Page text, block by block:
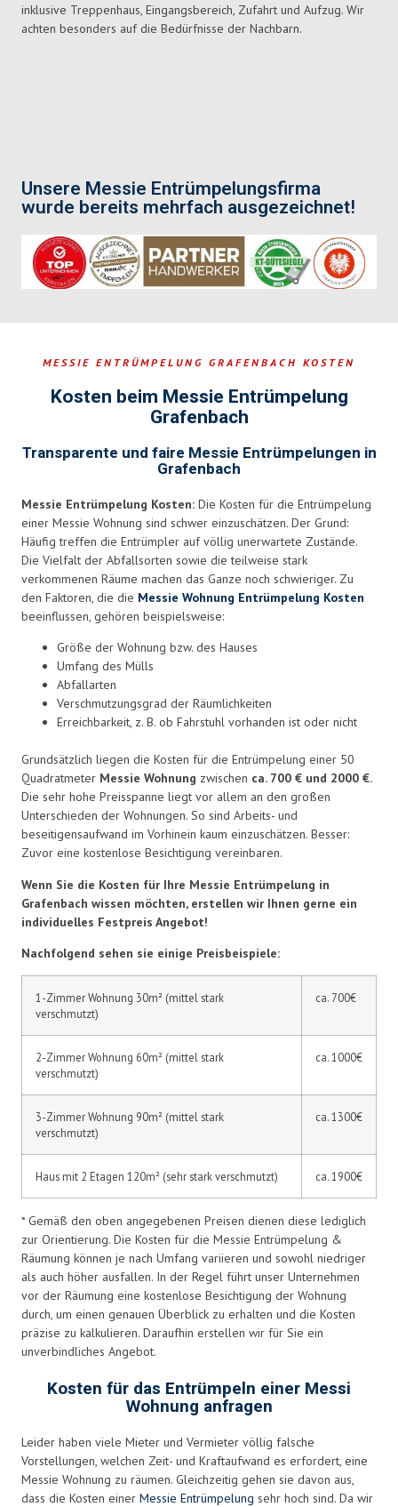
Unsere Messie Entrümpelungsfirma
wurde bereits mehrfach ausgezeichnet!
inklusive Treppenhaus, Eingangsbereich, Zufahrt und Aufzug. Wir
achten besonders auf die Bedürfnisse der Nachbarn.
MESSIE ENTRÜMPELUNG GRAFENBACH KOSTEN
Kosten beim Messie Entrümpelung
Grafenbach
Transparente und faire Messie Entrümpelungen in
Grafenbach
Messie Entrümpelung Kosten: Die Kosten für die Entrümpelung
einer Messie Wohnung sind schwer einzuschätzen. Der Grund:
Häufig treffen die Entrümpler auf völlig unerwartete Zustände.
Die Vielfalt der Abfallsorten sowie die teilweise stark
verkommenen Räume machen das Ganze noch schwieriger. Zu
den Faktoren, die die Messie Wohnung Entrümpelung Kosten
beeinflussen, gehören beispielsweise:
Größe der Wohnung bzw. des Hauses
Umfang des Mülls
Abfallarten
Verschmutzungsgrad der Räumlichkeiten
Erreichbarkeit, z. B. ob Fahrstuhl vorhanden ist oder nicht
Grundsätzlich liegen die Kosten für die Entrümpelung einer 50
Quadratmeter Messie Wohnung zwischen ca. 700 € und 2000 €.
Die sehr hohe Preisspanne liegt vor allem an den großen
Unterschieden der Wohnungen. So sind Arbeits- und
beseitigensaufwand im Vorhinein kaum einzuschätzen. Besser:
Zuvor eine kostenlose Besichtigung vereinbaren.
Wenn Sie die Kosten für Ihre Messie Entrümpelung in
Grafenbach wissen möchten, erstellen wir Ihnen gerne ein
individuelles Festpreis Angebot!
Nachfolgend sehen sie einige Preisbeispiele:
1-Zimmer Wohnung 30m² (mittel stark
verschmutzt)
ca. 700€
2-Zimmer Wohnung 60m² (mittel stark
verschmutzt)
ca. 1000€
3-Zimmer Wohnung 90m² (mittel stark
verschmutzt)
ca. 1300€
Haus mit 2 Etagen 120m² (sehr stark verschmutzt) ca. 1900€
* Gemäß den oben angegebenen Preisen dienen diese lediglich
zur Orientierung. Die Kosten für die Messie Entrümpelung &
Räumung können je nach Umfang variieren und sowohl niedriger
als auch höher ausfallen. In der Regel führt unser Unternehmen
vor der Räumung eine kostenlose Besichtigung der Wohnung
durch, um einen genauen Überblick zu erhalten und die Kosten
präzise zu kalkulieren. Daraufhin erstellen wir für Sie ein
unverbindliches Angebot.
Kosten für das Entrümpeln einer Messi
Wohnung anfragen
Leider haben viele Mieter und Vermieter völlig falsche
Vorstellungen, welchen Zeit- und Kraftaufwand es erfordert, eine
Messie Wohnung zu räumen. Gleichzeitig gehen sie davon aus,
dass die Kosten einer Messie Entrümpelung sehr hoch sind. Da wir